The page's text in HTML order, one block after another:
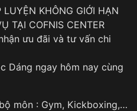
KHÔNG GIỚI HẠN
TẠI COFNIS CENTER
ưu đãi và tư vấn chi
Dáng ngay hôm nay cùng
môn : Gym, Kickboxing,…